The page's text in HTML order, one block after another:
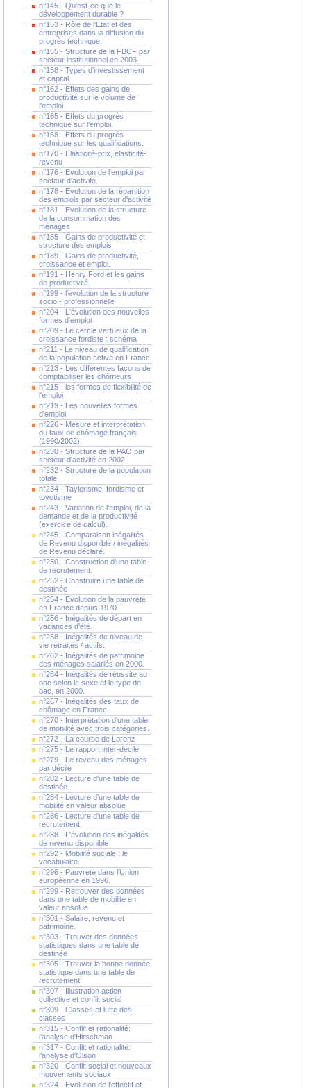
n°145 - Qu'est-ce que le
développement durable ?
n°153 - Rôle de l'Etat et des
entreprises dans la diffusion du
progrès technique.
n°155 - Structure de la FBCF par
secteur institutionnel en 2003.
n°158 - Types d'investissement
et capital.
n°162 - Effets des gains de
productivité sur le volume de
l'emploi
n°165 - Effets du progrès
technique sur l'emploi.
n°168 - Effets du progrès
technique sur les qualifications.
n°170 - Elasticité-prix, élasticité-
revenu
n°176 - Evolution de l'emploi par
secteur d'activité.
n°178 - Evolution de la répartition
des emplois par secteur d'activité
n°181 - Evolution de la structure
de la consommation des
ménages
n°185 - Gains de productivité et
structure des emplois
n°189 - Gains de productivité,
croissance et emploi.
n°191 - Henry Ford et les gains
de productivité.
n°199 - l'évolution de la structure
socio - professionnelle
n°204 - L'évolution des nouvelles
formes d'emploi
n°209 - Le cercle vertueux de la
croissance fordiste : schéma
n°211 - Le niveau de qualification
de la population active en France
n°213 - Les différentes façons de
comptabiliser les chômeurs
n°215 - les formes de flexibilité de
l'emploi
n°219 - Les nouvelles formes
d'emploi
n°226 - Mesure et interprétation
du taux de chômage français
(1990/2002)
n°230 - Structure de la PAO par
secteur d'activité en 2002.
n°232 - Structure de la population
totale
n°234 - Taylorisme, fordisme et
toyotisme
n°243 - Variation de l'emploi, de la
demande et de la productivité
(exercice de calcul).
n°245 - Comparaison inégalités
de Revenu disponible / inégalités
de Revenu déclaré.
n°250 - Construction d'une table
de recrutement.
n°252 - Construire une table de
destinée
n°254 - Evolution de la pauvreté
en France depuis 1970.
n°256 - Inégalités de départ en
vacances d'été.
n°258 - Inégalités de niveau de
vie retraités / actifs.
n°262 - Inégalités de patrimoine
des ménages salariés en 2000.
n°264 - Inégalités de réussite au
bac selon le sexe et le type de
bac, en 2000.
n°267 - Inégalités des taux de
chômage en France.
n°270 - Interprétation d'une table
de mobilité avec trois catégories.
n°272 - La courbe de Lorenz
n°275 - Le rapport inter-décile
n°279 - Le revenu des ménages
par décile
n°282 - Lecture d'une table de
destinée
n°284 - Lecture d'une table de
mobilité en valeur absolue
n°286 - Lecture d'une table de
recrutement
n°288 - L'évolution des inégalités
de revenu disponible
n°292 - Mobilité sociale : le
vocabulaire.
n°296 - Pauvreté dans l'Union
européenne en 1996.
n°299 - Retrouver des données
dans une table de mobilité en
valeur absolue
n°301 - Salaire, revenu et
patrimoine.
n°303 - Trouver des données
statistiques dans une table de
destinée
n°305 - Trouver la bonne donnée
statistique dans une table de
recrutement.
n°307 - Illustration action
collective et conflit social
n°309 - Classes et lutte des
classes
n°315 - Conflit et rationalité:
l'analyse d'Hirschman
n°317 - Conflit et rationalité:
l'analyse d'Olson
n°320 - Conflit social et nouveaux
mouvements sociaux
n°324 - Evolution de l'effectif et